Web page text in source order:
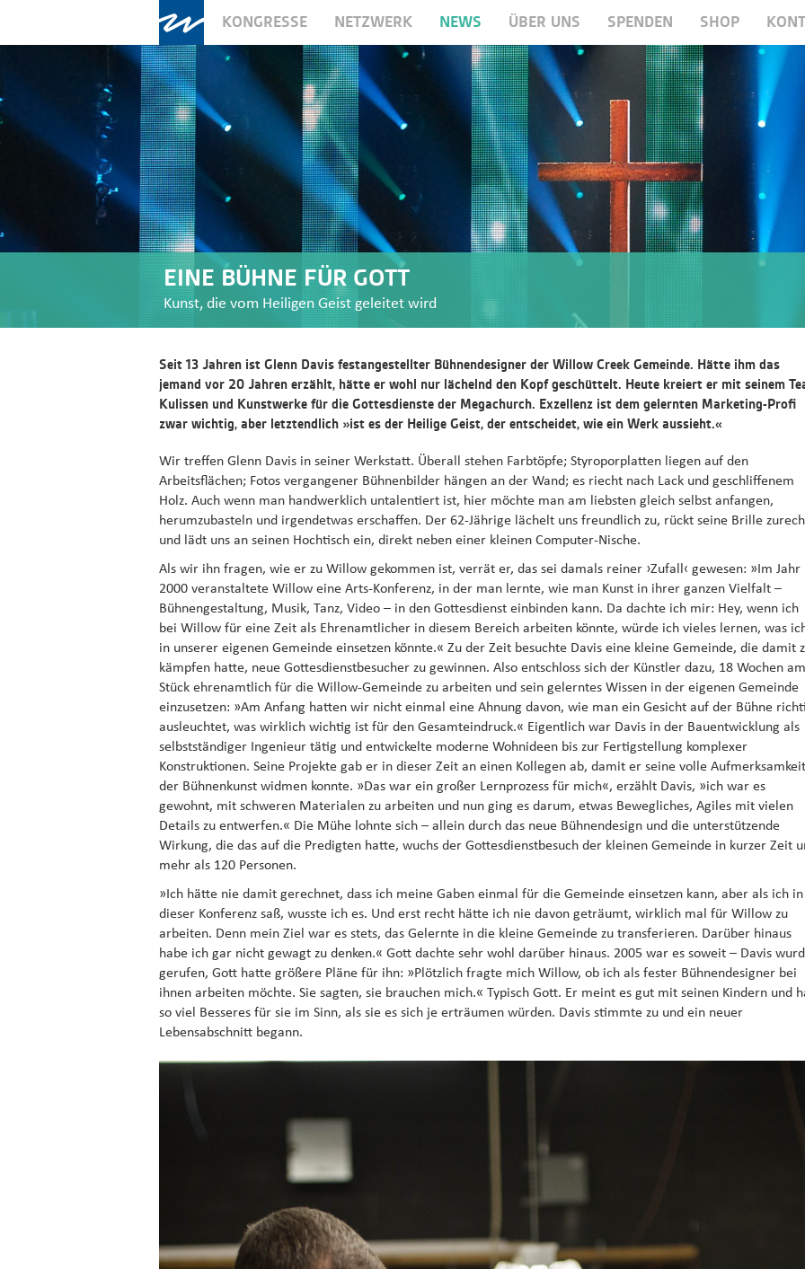
KONGRESSE NETZWERK NEWS ÜBER UNS SPENDEN SHOP
EINE BÜHNE FÜR GOTT
Kunst, die vom Heiligen Geist geleitet wird
Seit 13 Jahren ist Glenn Davis festangestellter Bühnendesigner der Willow Creek Gemeinde. Hätte ihm das
jemand vor 20 Jahren erzählt, hätte er wohl nur lächelnd den Kopf geschüttelt. Heute kreiert er mit seinem
Kulissen und Kunstwerke für die Gottesdienste der Megachurch. Exzellenz ist dem gelernten Marketing-Profi
zwar wichtig, aber letztendlich »ist es der Heilige Geist, der entscheidet, wie ein Werk aussieht.«
Wir treffen Glenn Davis in seiner Werkstatt. Überall stehen Farbtöpfe; Styroporplatten liegen auf den
Arbeitsflächen; Fotos vergangener Bühnenbilder hängen an der Wand; es riecht nach Lack und geschliffenem
Holz. Auch wenn man handwerklich untalentiert ist, hier möchte man am liebsten gleich selbst anfangen,
herumzubasteln und irgendetwas erschaffen. Der 62-Jährige lächelt uns freundlich zu, rückt seine Brille
und lädt uns an seinen Hochtisch ein, direkt neben einer kleinen Computer-Nische.
Als wir ihn fragen, wie er zu Willow gekommen ist, verrät er, das sei damals reiner ›Zufall‹ gewesen: »Im Jahr
2000 veranstaltete Willow eine Arts-Konferenz, in der man lernte, wie man Kunst in ihrer ganzen Vielfalt –
Bühnengestaltung, Musik, Tanz, Video – in den Gottesdienst einbinden kann. Da dachte ich mir: Hey, wenn ich
bei Willow für eine Zeit als Ehrenamtlicher in diesem Bereich arbeiten könnte, würde ich vieles lernen, was
in unserer eigenen Gemeinde einsetzen könnte.« Zu der Zeit besuchte Davis eine kleine Gemeinde, die damit
kämpfen hatte, neue Gottesdienstbesucher zu gewinnen. Also entschloss sich der Künstler dazu, 18 Wochen am
Stück ehrenamtlich für die Willow-Gemeinde zu arbeiten und sein gelerntes Wissen in der eigenen Gemeinde
einzusetzen: »Am Anfang hatten wir nicht einmal eine Ahnung davon, wie man ein Gesicht auf der Bühne
ausleuchtet, was wirklich wichtig ist für den Gesamteindruck.« Eigentlich war Davis in der Bauentwicklung als
selbstständiger Ingenieur tätig und entwickelte moderne Wohnideen bis zur Fertigstellung komplexer
Konstruktionen. Seine Projekte gab er in dieser Zeit an einen Kollegen ab, damit er seine volle Aufmerksamkeit
der Bühnenkunst widmen konnte. »Das war ein großer Lernprozess für mich«, erzählt Davis, »ich war es
gewohnt, mit schweren Materialen zu arbeiten und nun ging es darum, etwas Bewegliches, Agiles mit vielen
Details zu entwerfen.« Die Mühe lohnte sich – allein durch das neue Bühnendesign und die unterstützende
Wirkung, die das auf die Predigten hatte, wuchs der Gottesdienstbesuch der kleinen Gemeinde in kurzer Zeit
mehr als 120 Personen.
»Ich hätte nie damit gerechnet, dass ich meine Gaben einmal für die Gemeinde einsetzen kann, aber als ich in
dieser Konferenz saß, wusste ich es. Und erst recht hätte ich nie davon geträumt, wirklich mal für Willow zu
arbeiten. Denn mein Ziel war es stets, das Gelernte in die kleine Gemeinde zu transferieren. Darüber hinaus
habe ich gar nicht gewagt zu denken.« Gott dachte sehr wohl darüber hinaus. 2005 war es soweit – Davis
gerufen, Gott hatte größere Pläne für ihn: »Plötzlich fragte mich Willow, ob ich als fester Bühnendesigner bei
ihnen arbeiten möchte. Sie sagten, sie brauchen mich.« Typisch Gott. Er meint es gut mit seinen Kindern und
so viel Besseres für sie im Sinn, als sie es sich je erträumen würden. Davis stimmte zu und ein neuer
Lebensabschnitt begann.